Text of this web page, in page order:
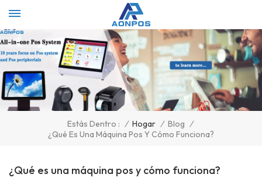
Estás Dentro : / Hogar / Blog /
¿Qué Es Una Máquina Pos Y Cómo Funciona?
¿Qué es una máquina pos y cómo funciona?